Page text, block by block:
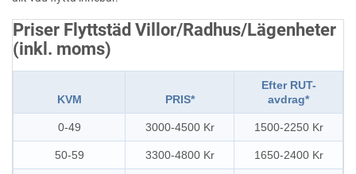
Priser Flyttstäd Villor/Radhus/Lägenheter
(inkl. moms)
KVM PRIS*
Efter RUT-
avdrag*
0-49 3000-4500 Kr 1500-2250 Kr
50-59 3300-4800 Kr 1650-2400 Kr